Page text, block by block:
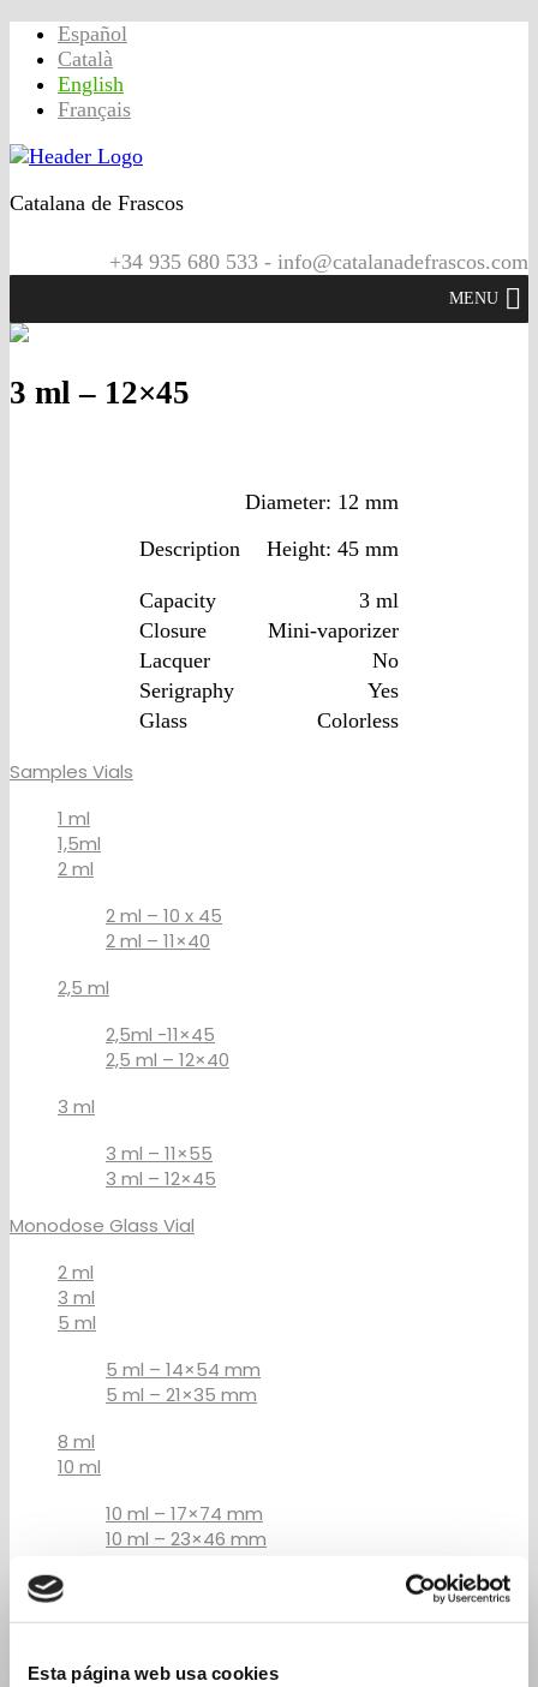
Esta página web usa cookies
Español
Català
English
Français
Catalana de Frascos
+34 935 680 533 - info@catalanadefrascos.com
MENU
3 ml – 12×45
Description
Diameter: 12 mm
Height: 45 mm
Capacity
3 ml
Closure
Mini-vaporizer
Lacquer
No
Serigraphy
Yes
Glass
Colorless
Samples Vials
1 ml
1,5ml
2 ml
2 ml – 10 x 45
2 ml – 11×40
2,5 ml
2,5ml -11×45
2,5 ml – 12×40
3 ml
3 ml – 11×55
3 ml – 12×45
Monodose Glass Vial
2 ml
3 ml
5 ml
5 ml – 14×54 mm
5 ml – 21×35 mm
8 ml
10 ml
10 ml – 17×74 mm
10 ml – 23×46 mm
15 ml
15 ml 19×88 mm